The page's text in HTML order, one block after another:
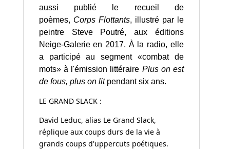
aussi publié le recueil de
poèmes, Corps Flottants, illustré par le
peintre Steve Poutré, aux éditions
Neige-Galerie en 2017. À la radio, elle
a participé au segment «combat de
mots» à l'émission littéraire Plus on est
de fous, plus on litpendant six ans.
LE GRAND SLACK :
David Leduc, alias Le Grand Slack,
réplique aux coups durs de la vie à
grands coups d'uppercuts poétiques.